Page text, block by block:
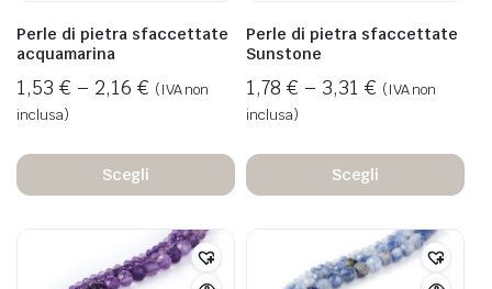
Perle di pietra sfaccettate
acquamarina
1,53 € – 2,16 € (IVA non
inclusa)
Scegli
Perle di pietra sfaccettate
Sunstone
1,78 € – 3,31 € (IVA non
inclusa)
Scegli